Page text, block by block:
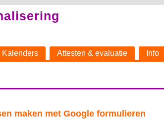
Kalenders Attesten & evaluatie Info
maken met Google formulieren